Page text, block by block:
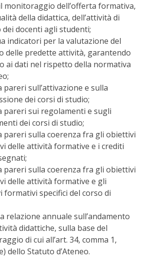
monitoraggio dell’offerta formativa,
della didattica, dell’attività di
dei docenti agli studenti;
indicatori per la valutazione del
delle predette attività, garantendo
ai dati nel rispetto della normativa
sull’attivazione e sulla
dei corsi di studio;
pareri sui regolamenti e sugli
dei corsi di studio;
pareri sulla coerenza fra gli obiettivi
delle attività formative e i crediti
pareri sulla coerenza fra gli obiettivi
delle attività formative e gli
formativi specifici del corso di
relazione annuale sull’andamento
didattiche, sulla base del
di cui all’art. 34, comma 1,
dello Statuto d’Ateneo.